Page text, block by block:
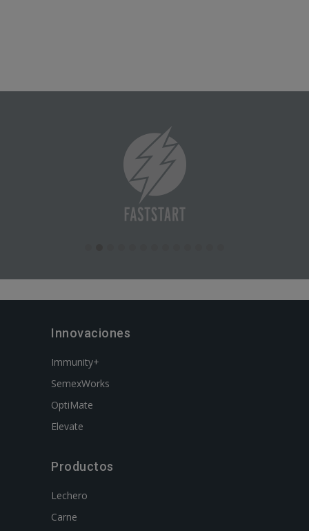
Innovaciones
Immunity+
SemexWorks
OptiMate
Elevate
Productos
Lechero
Carne